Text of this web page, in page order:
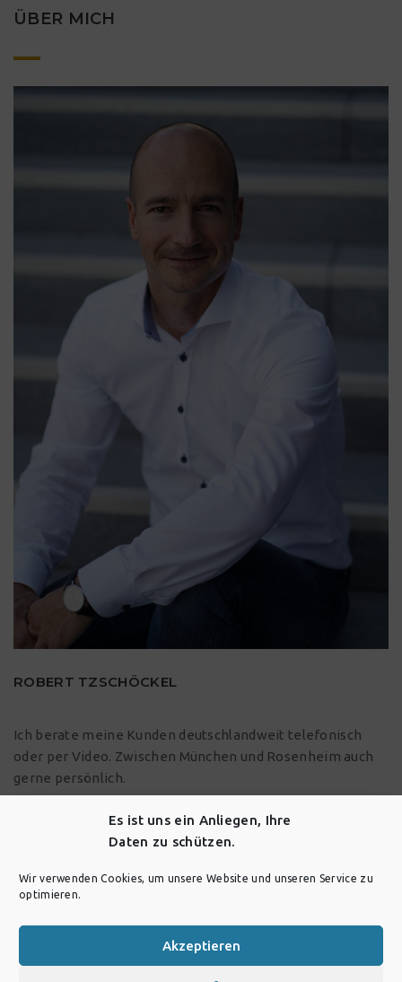
Es ist uns ein Anliegen, Ihre
Daten zu schützen.
Wir verwenden Cookies, um unsere Website und unseren Service zu
optimieren.
Akzeptieren
ÜBER MICH
ROBERT TZSCHÖCKEL
Ich berate meine Kunden deutschlandweit telefonisch
oder per Video. Zwischen München und Rosenheim auch
gerne persönlich.